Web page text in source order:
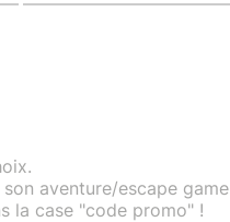
aventure/escape game
la case "code promo" !